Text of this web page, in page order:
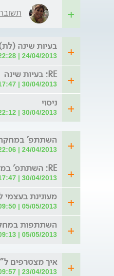
בעיות שינה
24/04/2013 | 22:28 | מאת: חלי
RE: בעיות שינה
30/04/2013 | 17:47 | מאת: ד"ר מינה ארינוס
ניסוי
30/04/2013 | 22:12 | מאת: חלי
השתתפ'
24/04/2013 | 22:06 | מאת: אלה חסידו
RE: השתתפ' במחקר של האלצהיימר
30/04/2013 | 17:47 | מאת: ד"ר מינה ארינוס
מעונינת
05/05/2013 | 09:50 | מאת: אולה
השתתפות
05/05/2013 | 09:13 | מאת: אולה
איך מצטרפים
23/04/2013 | 09:57 | מאת: צופית